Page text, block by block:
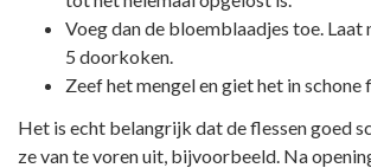
Voeg dan de bloemblaadjes toe. Laat
5 doorkoken.
Zeef het mengel en giet het in schone
Het is echt belangrijk dat de flessen goed
ze van te voren uit, bijvoorbeeld. Na